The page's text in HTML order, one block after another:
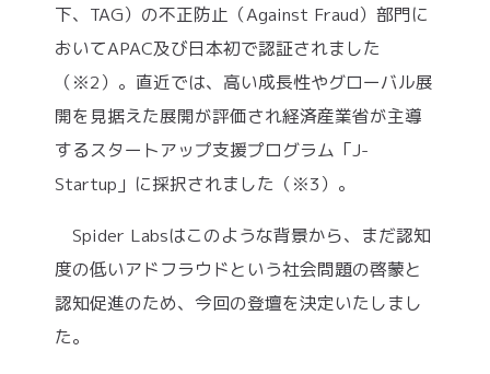
下、TAG）の不正防止（Against Fraud）部門に
おいてAPAC及び日本初で認証されました
（※2）。直近では、高い成長性やグローバル展
開を見据えた展開が評価され経済産業省が主導
するスタートアップ支援プログラム「J-
Startup」に採択されました（※3）。
Spider Labsはこのような背景から、まだ認知
度の低いアドフラウドという社会問題の啓蒙と
認知促進のため、今回の登壇を決定いたしまし
た。